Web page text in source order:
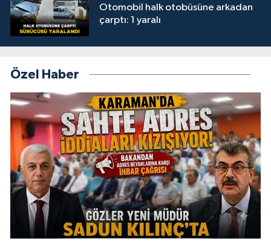
Otomobil halk otobüsüne arkadan
çarptı: 1 yaralı
Özel Haber